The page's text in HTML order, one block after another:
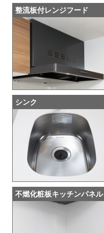
整流板付レンジフード
シンク
不燃化粧板キッチンパネル